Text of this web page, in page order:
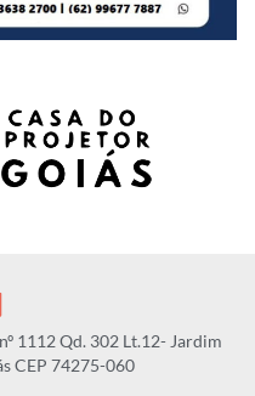
1112 Qd. 302 Lt.12- Jardim
CEP 74275-060